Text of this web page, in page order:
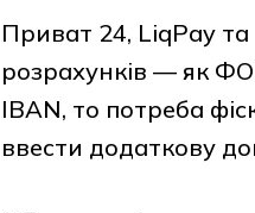
Приват 24, LiqPay та
розрахунків — як
IBAN, то потреба
ввести додаткову